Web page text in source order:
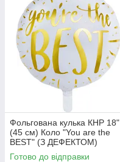
Фольгована кулька КНР 18"
(45 см) Коло "You are the
BEST" (З ДЕФЕКТОМ)
Готово до відправки